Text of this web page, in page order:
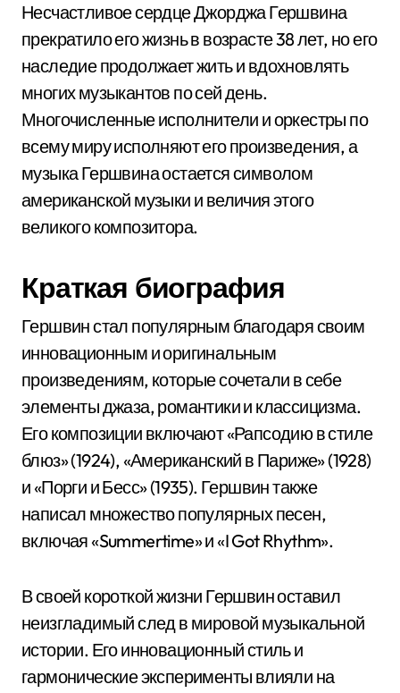
Несчастливое сердце Джорджа Гершвина
прекратило его жизнь в возрасте 38 лет, но его
наследие продолжает жить и вдохновлять
многих музыкантов по сей день.
Многочисленные исполнители и оркестры по
всему миру исполняют его произведения, а
музыка Гершвина остается символом
американской музыки и величия этого
великого композитора.
Краткая биография
Гершвин стал популярным благодаря своим
инновационным и оригинальным
произведениям, которые сочетали в себе
элементы джаза, романтики и классицизма.
Его композиции включают «Рапсодию в стиле
блюз» (1924), «Американский в Париже» (1928)
и «Порги и Бесс» (1935). Гершвин также
написал множество популярных песен,
включая «Summertime» и «I Got Rhythm».
В своей короткой жизни Гершвин оставил
неизгладимый след в мировой музыкальной
истории. Его инновационный стиль и
гармонические эксперименты влияли на